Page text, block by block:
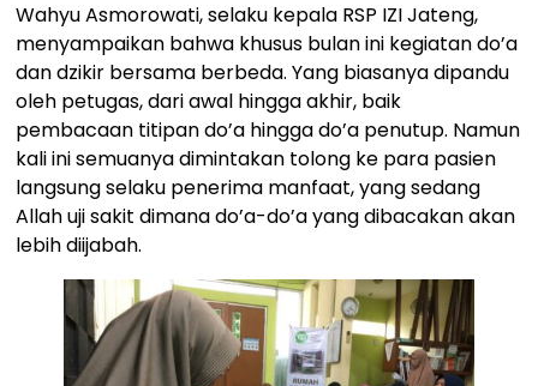
Wahyu Asmorowati, selaku kepala RSP IZI Jateng,
menyampaikan bahwa khusus bulan ini kegiatan do’a
dan dzikir bersama berbeda. Yang biasanya dipandu
oleh petugas, dari awal hingga akhir, baik
pembacaan titipan do’a hingga do’a penutup. Namun
kali ini semuanya dimintakan tolong ke para pasien
langsung selaku penerima manfaat, yang sedang
Allah uji sakit dimana do’a-do’a yang dibacakan akan
lebih diijabah.